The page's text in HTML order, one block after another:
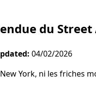
du
04/02/2026
York, ni les friches